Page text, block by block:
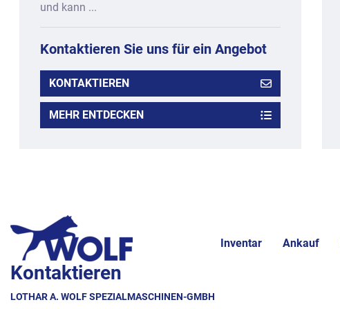
und kann ...
Kontaktieren Sie uns für ein Angebot
KONTAKTIEREN
MEHR ENTDECKEN
Inventar Ankauf
Kontaktieren
LOTHAR A. WOLF SPEZIALMASCHINEN-GMBH